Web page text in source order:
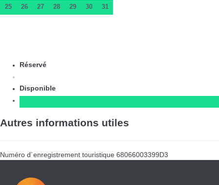
25 26 27 28 29 30 31
Réservé
Disponible
Autres informations utiles
Numéro d´enregistrement touristique 68066003399D3